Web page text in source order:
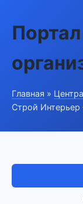
Главная »
Строй Интерьер